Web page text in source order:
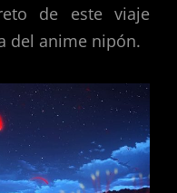
de este viaje
del anime nipón.